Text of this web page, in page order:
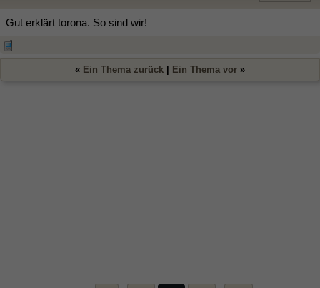
Gut erklärt torona. So sind wir!
« Ein Thema zurück Ein Thema vor »